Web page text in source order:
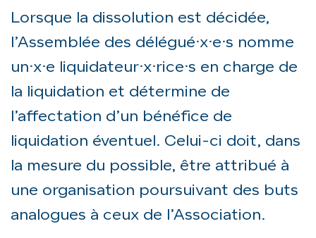
Lorsque la dissolution est décidée,
l’Assemblée des délégué·x·e·s nomme
un·x·e liquidateur·x·rice·s en charge de
la liquidation et détermine de
l’affectation d’un bénéfice de
liquidation éventuel. Celui-ci doit, dans
la mesure du possible, être attribué à
une organisation poursuivant des buts
analogues à ceux de l’Association.